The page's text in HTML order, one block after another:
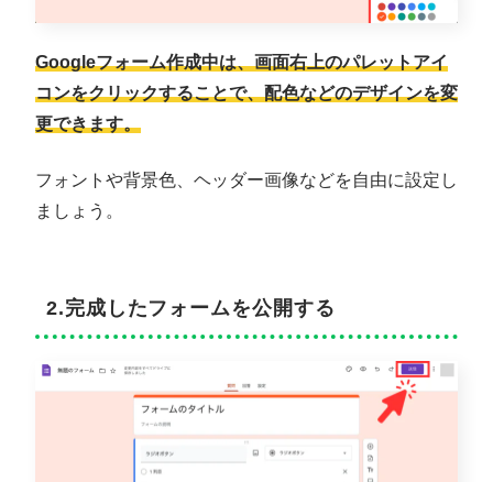
Googleフォーム作成中は、画面右上のパレットアイ
コンをクリックすることで、配色などのデザインを変
更できます。
フォントや背景色、ヘッダー画像などを自由に設定し
ましょう。
2.完成したフォームを公開する